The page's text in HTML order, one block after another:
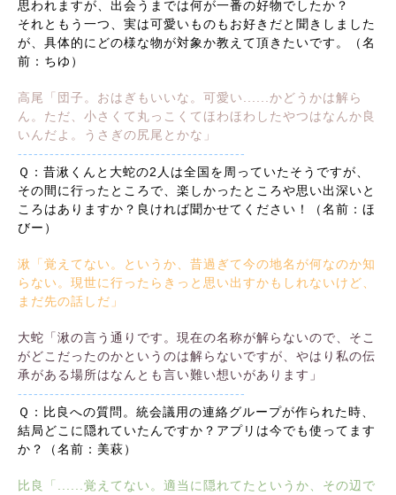
思われますが、出会うまでは何が一番の好物でしたか？
それともう一つ、実は可愛いものもお好きだと聞きしました
が、具体的にどの様な物が対象か教えて頂きたいです。（名
前：ちゆ）
高尾「団子。おはぎもいいな。可愛い......かどうかは解ら
ん。ただ、小さくて丸っこくてほわほわしたやつはなんか良
いんだよ。うさぎの尻尾とかな」
-------------------------------------------
Ｑ：昔湫くんと大蛇の2人は全国を周っていたそうですが、
その間に行ったところで、楽しかったところや思い出深いと
ころはありますか？良ければ聞かせてください！（名前：ほ
びー）
湫「覚えてない。というか、昔過ぎて今の地名が何なのか知
らない。現世に行ったらきっと思い出すかもしれないけど、
まだ先の話しだ」
大蛇「湫の言う通りです。現在の名称が解らないので、そこ
がどこだったのかというのは解らないですが、やはり私の伝
承がある場所はなんとも言い難い想いがあります」
-------------------------------------------
Ｑ：比良への質問。統会議用の連絡グループが作られた時、
結局どこに隠れていたんですか？アプリは今でも使ってます
か？（名前：美萩）
比良「......覚えてない。適当に隠れてたというか、その辺で